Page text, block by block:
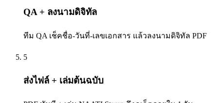
QA + ลงนามดิจิทัล
ทีม QA เช็คชื่อ-วันที่-เลขเอกสาร แล้วลงนามดิจิทัล PDF
5
ส่งไฟล์ + เล่มต้นฉบับ